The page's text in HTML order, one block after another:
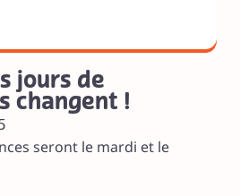
jours de
changent !
seront le mardi et le